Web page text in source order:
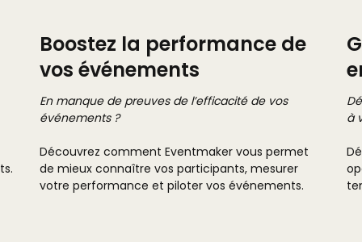
Boostez la performance de
vos événements
En manque de preuves de l’efficacité de vos
événements ?
Découvrez comment Eventmaker vous permet
de mieux connaître vos participants, mesurer
votre performance et piloter vos événements.
à